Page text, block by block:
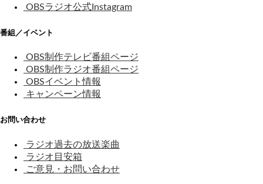
OBSラジオ公式Instagram
番組／イベント
OBS制作テレビ番組ページ
OBS制作ラジオ番組ページ
OBSイベント情報
キャンペーン情報
お問い合わせ
ラジオ過去の放送楽曲
ラジオ目安箱
ご意見・お問い合わせ